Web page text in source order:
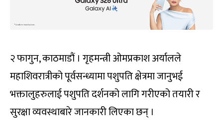
२ फागुन, काठमाडौं । गृहमन्त्री ओमप्रकाश अर्यालले
महाशिवरात्रीको पूर्वसन्ध्यामा पशुपति क्षेत्रमा जानुभई
भक्तालुहरुलाई पशुपति दर्शनको लागि गरीएको तयारी र
सुरक्षा व्यवस्थाबारे जानकारी लिएका छन् ।